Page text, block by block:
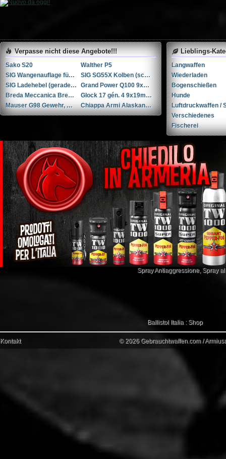
Verpasse nicht diese Angebote!!!
Sako S20
Walther P5
SIG Wangenauflage für SG55X Kolben (schwarz)
SIG SG55X Kolben (schwarz)
SIG Ladehebel (gerade) für SG55X
Grand Power Q100 9x19mm
Breda Meccanica Bresciana (BMB) BREN Mk II .30-06 Springfield
Glock 17 gén. 4 9x19mm Parabellum/Luger/NATO
Mauser G98 Gewehr, Kaliber 8x57 JS
Chiappa Armi Alaskan 1892 .44 Remington Magnum
Lieblings-
Langwaffen
Wiederladen
Bogenschießen
Hunde
Luftdruckwaffen /
Verschiedenes
Fischerei
Spray Antiaggressione, Spray
Ballistol Italia : Shop
Kontakt © 2026 Gebrauchtwaffen.com /